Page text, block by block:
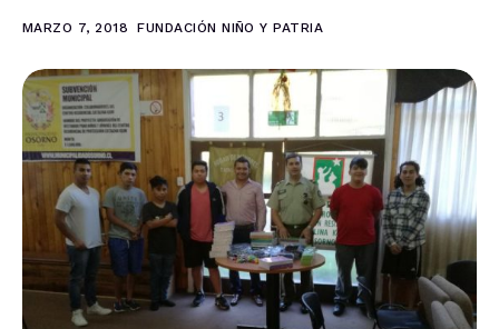
MARZO 7, 2018 FUNDACIÓN NIÑO Y PATRIA